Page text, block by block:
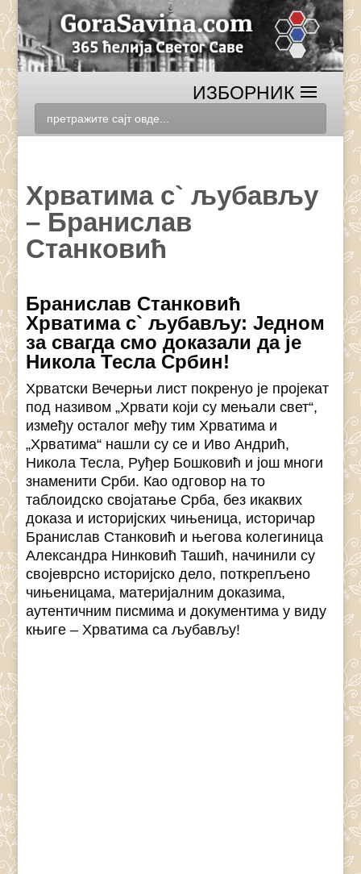
Хрватима с` љубављу
– Бранислав
Станковић
Бранислав Станковић
Хрватима с` љубављу: Једном
за свагда смо доказали да је
Никола Тесла Србин!
Хрватски Вечерњи лист покренуо је пројекат
под називом „Хрвати који су мењали свет“,
између осталог међу тим Хрватима и
„Хрватима“ нашли су се и Иво Андрић,
Никола Тесла, Руђер Бошковић и још многи
знаменити Срби. Као одговор на то
таблоидско својатање Срба, без икаквих
доказа и историјских чињеница, историчар
Бранислав Станковић и његова колегиница
Александра Нинковић Ташић, начинили су
својеврсно историјско дело, поткрепљено
чињеницама, материјалним доказима,
аутентичним писмима и документима у виду
књиге – Хрватима са љубављу!